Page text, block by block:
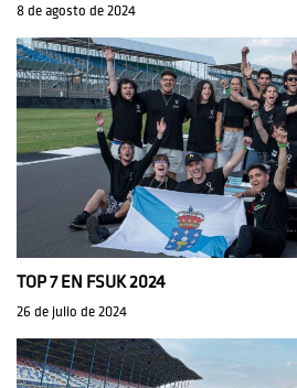
8 de agosto de 2024
TOP 7 EN FSUK 2024
26 de julio de 2024